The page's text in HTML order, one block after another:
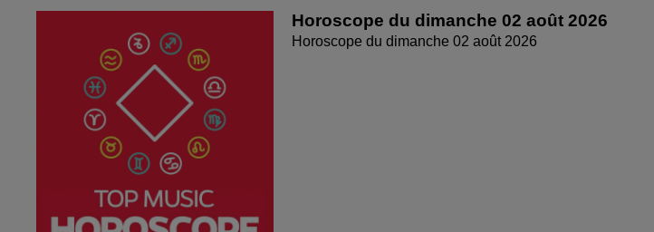
Horoscope du dimanche 02 août 2026
Horoscope du dimanche 02 août 2026